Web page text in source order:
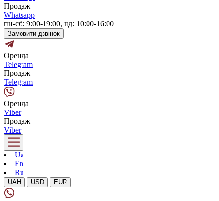
Продаж
Whatsapp
пн-сб: 9:00-19:00, нд: 10:00-16:00
Замовити дзвінок
Оренда
Telegram
Продаж
Telegram
Оренда
Viber
Продаж
Viber
Ua
En
Ru
UAH USD EUR